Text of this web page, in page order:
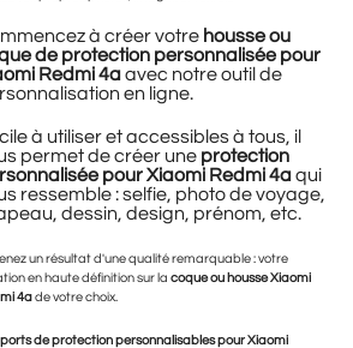
à créer votre housse ou
de protection personnalisée pour
Redmi 4aavec notre outil de
en ligne.
à utiliser et accessibles à tous, il
permet de créer une protection
pour Xiaomi Redmi 4aqui
ressemble : selfie, photo de voyage,
dessin, design, prénom, etc.
un résultat d'une qualité remarquable : votre
en haute définition sur lacoque ou housse Xiaomi
4ade votre choix.
de protection personnalisables pour Xiaomi